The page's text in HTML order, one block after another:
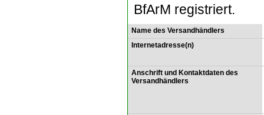
BfArM registriert.
Name des Versandhändlers
Internetadresse(n)
Anschrift und Kontaktdaten des
Versandhändlers